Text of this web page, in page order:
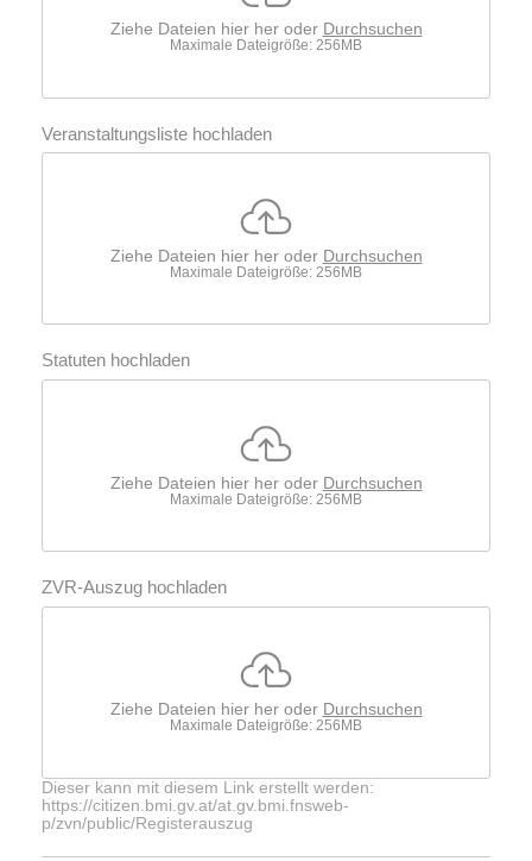
Ziehe Dateien hier her oder Durchsuchen
Maximale Dateigröße: 256MB
Veranstaltungsliste hochladen
Ziehe Dateien hier her oder Durchsuchen
Maximale Dateigröße: 256MB
Statuten hochladen
Ziehe Dateien hier her oder Durchsuchen
Maximale Dateigröße: 256MB
ZVR-Auszug hochladen
Ziehe Dateien hier her oder Durchsuchen
Maximale Dateigröße: 256MB
Dieser kann mit diesem Link erstellt werden:
https://citizen.bmi.gv.at/at.gv.bmi.fnsweb-
p/zvn/public/Registerauszug